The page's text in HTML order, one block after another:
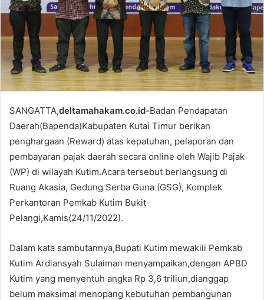
i
l
SANGATTA,deltamahakam.co.id-Badan Pendapatan
Daerah(Bapenda)Kabupaten Kutai Timur berikan
penghargaan (Reward) atas kepatuhan, pelaporan dan
pembayaran pajak daerah secara online oleh Wajib Pajak
(WP) di wilayah Kutim.Acara tersebut berlangsung di
Ruang Akasia, Gedung Serba Guna (GSG), Komplek
Perkantoran Pemkab Kutim Bukit
Pelangi,Kamis(24/11/2022).
Dalam kata sambutannya,Bupati Kutim mewakili Pemkab
Kutim Ardiansyah Sulaiman menyampaikan,dengan APBD
Kutim yang menyentuh angka Rp 3,6 triliun,dianggap
belum maksimal menopang kebutuhan pembangunan